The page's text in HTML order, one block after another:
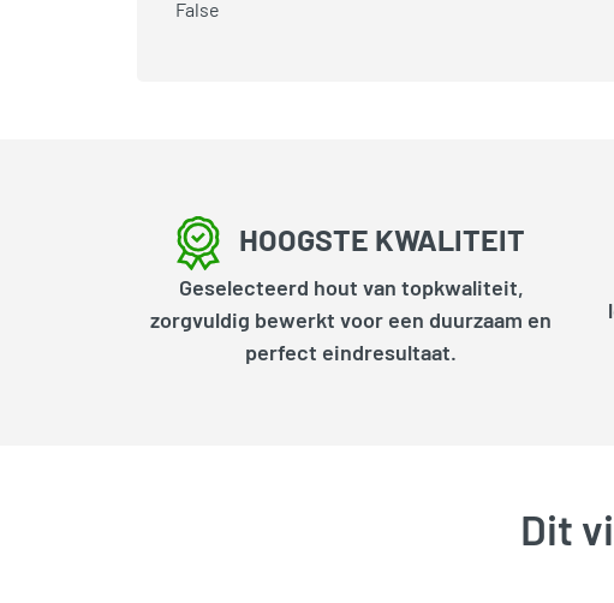
False
HOOGSTE KWALITEIT
Geselecteerd hout van topkwaliteit,
zorgvuldig bewerkt voor een duurzaam en
perfect eindresultaat.
Dit